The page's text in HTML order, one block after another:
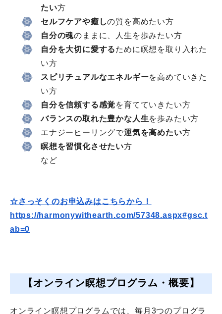
たい方
セルフケアや癒しの質を高めたい方
自分の魂のままに、人生を歩みたい方
自分を大切に愛するために瞑想を取り入れた
い方
スピリチュアルなエネルギーを高めていきた
い方
自分を信頼する感覚を育てていきたい方
バランスの取れた豊かな人生を歩みたい方
エナジーヒーリングで運気を高めたい方
瞑想を習慣化させたい方
など
☆さっそくのお申込みはこちらから！
https://harmonywithearth.com/57348.aspx#gsc.t
ab=0
【オンライン瞑想プログラム・概要】
オンライン瞑想プログラムでは、 毎月3つのプログラ